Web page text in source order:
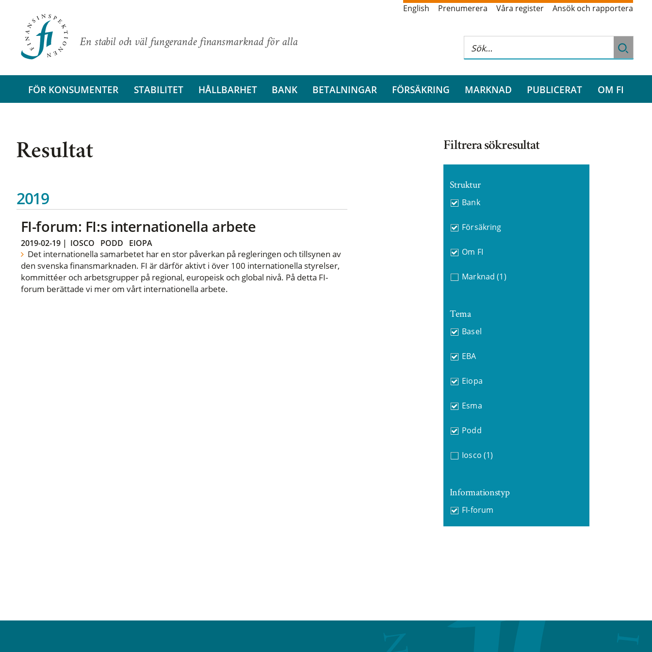
En stabil och väl fungerande finansmarknad för alla
English Prenumerera Våra register Ansök och rapportera
FÖR KONSUMENTER STABILITET HÅLLBARHET BANK BETALNINGAR FÖRSÄKRING MARKNAD PUBLICERAT OM FI
Resultat
2019
FI-forum: FI:s internationella arbete
2019-02-19| IOSCO PODD EIOPA
Det internationella samarbetet har en stor påverkan på regleringen och tillsynen av
den svenska finansmarknaden. FI är därför aktivt i över 100 internationella styrelser,
kommittéer och arbetsgrupper på regional, europeisk och global nivå. På detta FI-
forum berättade vi mer om vårt internationella arbete.
Filtrera sökresultat
Struktur
Bank
Försäkring
Om FI
Marknad (1)
Tema
Basel
EBA
Eiopa
Esma
Podd
Iosco (1)
Informationstyp
FI-forum